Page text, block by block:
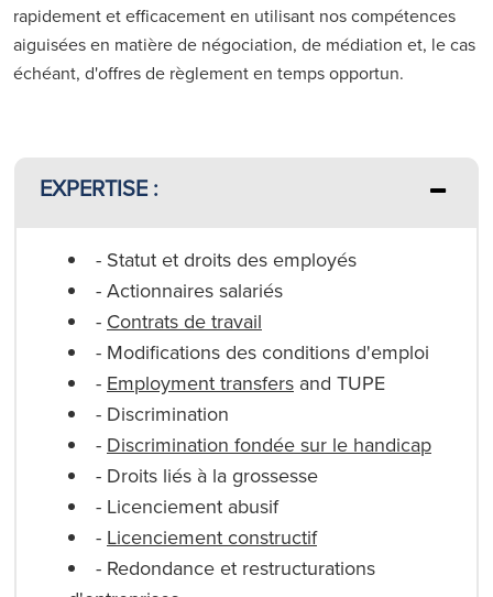
rapidement et efficacement en utilisant nos compétences
aiguisées en matière de négociation, de médiation et, le cas
échéant, d'offres de règlement en temps opportun.
EXPERTISE :
- Statut et droits des employés
- Actionnaires salariés
- Contrats de travail
- Modifications des conditions d'emploi
- Employment transfers and TUPE
- Discrimination
- Discrimination fondée sur le handicap
- Droits liés à la grossesse
- Licenciement abusif
- Licenciement constructif
- Redondance et restructurations